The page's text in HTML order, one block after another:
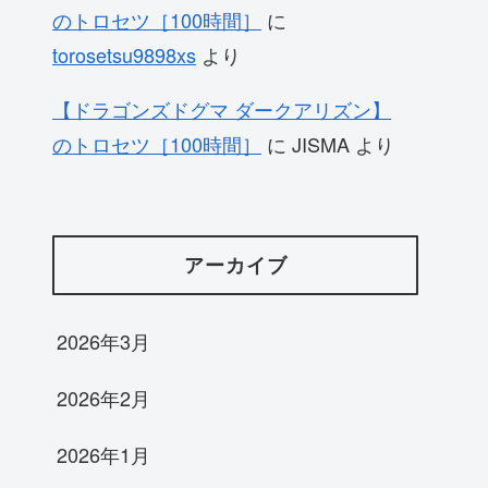
のトロセツ［100時間］
に
torosetsu9898xs より
【ドラゴンズドグマ ダークアリズン】
のトロセツ［100時間］
に JISMA より
アーカイブ
2026年3月
2026年2月
2026年1月